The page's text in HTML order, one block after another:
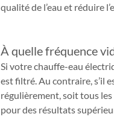
qualité de l’eau et réduire
À quelle fréquence
Si votre chauffe-eau
est filtré. Au contraire, s’il
régulièrement, soit tous les
pour des résultats